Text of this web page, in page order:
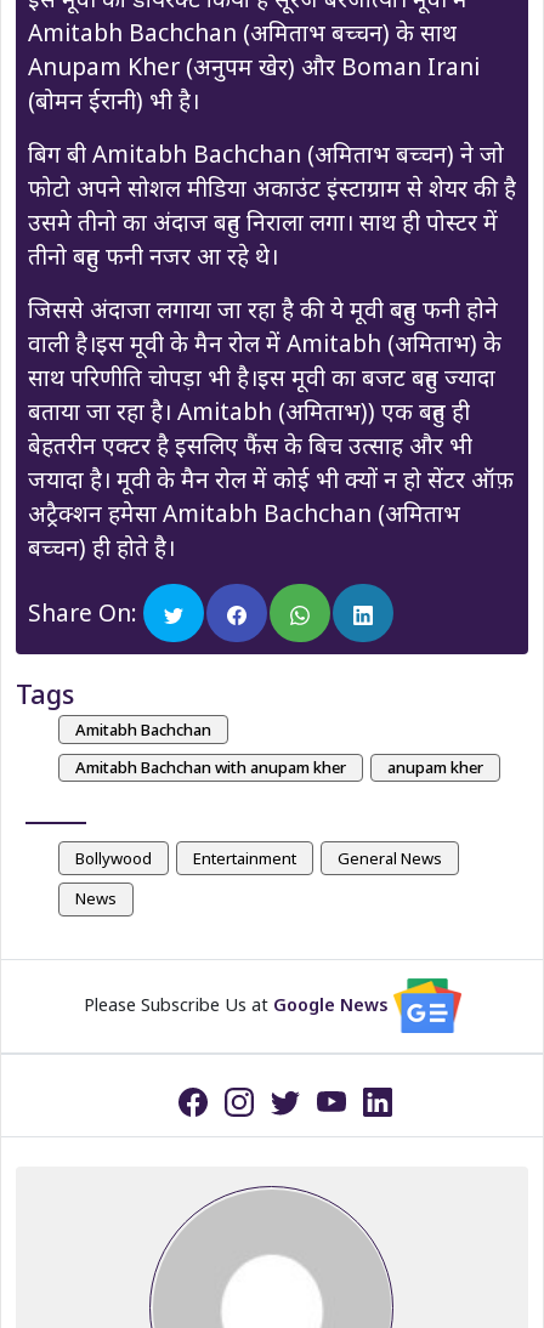
Amitabh Bachchan (अमिताभ बच्चन) के साथ
Anupam Kher (अनुपम खेर) और Boman Irani
(बोमन ईरानी) भी है।
बिग बी Amitabh Bachchan (अमिताभ बच्चन) ने जो
फोटो अपने सोशल मीडिया अकाउंट इंस्टाग्राम से शेयर की है
उसमे तीनो का अंदाज बहुत निराला लगा। साथ ही पोस्टर में
तीनो बहुत फनी नजर आ रहे थे।
जिससे अंदाजा लगाया जा रहा है की ये मूवी बहुत फनी होने
वाली है।इस मूवी के मैन रोल में Amitabh (अमिताभ) के
साथ परिणीति चोपड़ा भी है।इस मूवी का बजट बहुत ज्यादा
बताया जा रहा है। Amitabh (अमिताभ)) एक बहुत ही
बेहतरीन एक्टर है इसलिए फैंस के बिच उत्साह और भी
जयादा है। मूवी के मैन रोल में कोई भी क्यों न हो सेंटर ऑफ़
अट्रैक्शन हमेसा Amitabh Bachchan (अमिताभ
बच्चन) ही होते है।
Share On:
Tags
Amitabh Bachchan
Amitabh Bachchan with anupam kher
anupam kher
Bollywood Entertainment
General News
News
Please Subscribe Us at Google News